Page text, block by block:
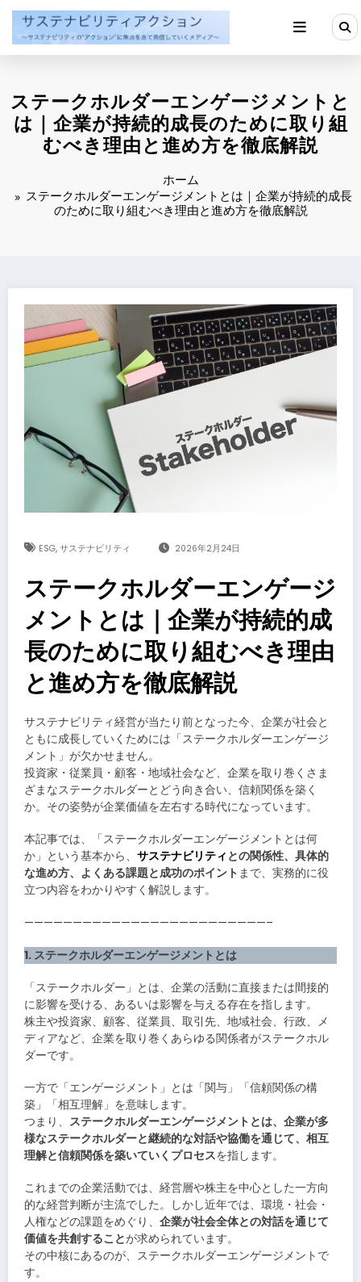
ン
ステークホルダーエンゲージメントと
は｜企業が持続的成長のために取り組
むべき理由と進め方を徹底解説
ホーム
ステークホルダーエンゲージメントとは｜企業が持続的成長
のために取り組むべき理由と進め方を徹底解説
ESG, サステナビリティ 2026年2月24日
ステークホルダーエンゲージ
メントとは｜企業が持続的成
長のために取り組むべき理由
と進め方を徹底解説
サステナビリティ経営が当たり前となった今、企業が社会と
ともに成長していくためには「ステークホルダーエンゲージ
メント」が欠かせません。
投資家・従業員・顧客・地域社会など、企業を取り巻くさま
ざまなステークホルダーとどう向き合い、信頼関係を築く
か。その姿勢が企業価値を左右する時代になっています。
本記事では、「ステークホルダーエンゲージメントとは何
か」という基本から、 サステナビリティ との関係性、具体的
な進め方、よくある課題と成功のポイント まで、実務的に役
立つ内容をわかりやすく解説します。
—————————————————————————–
1. ステークホルダーエンゲージメントとは
「ステークホルダー」とは、企業の活動に直接または間接的
に影響を受ける、あるいは影響を与える存在を指します。
株主や投資家、顧客、従業員、取引先、地域社会、行政、メ
ディアなど、企業を取り巻くあらゆる関係者がステークホル
ダーです。
一方で「エンゲージメント」とは「関与」「信頼関係の構
築」「相互理解」を意味します。
つまり、 ステークホルダーエンゲージメントとは、企業が多
様なステークホルダーと継続的な対話や協働を通じて、相互
理解と信頼関係を築いていくプロセスを指します。
これまでの企業活動では、経営層や株主を中心とした一方向
的な経営判断が主流でした。しかし近年では、環境・社会・
人権などの課題をめぐり、 企業が社会全体との対話を通じて
価値を共創することが求められています。
その中核にあるのが、ステークホルダーエンゲージメントで
す。